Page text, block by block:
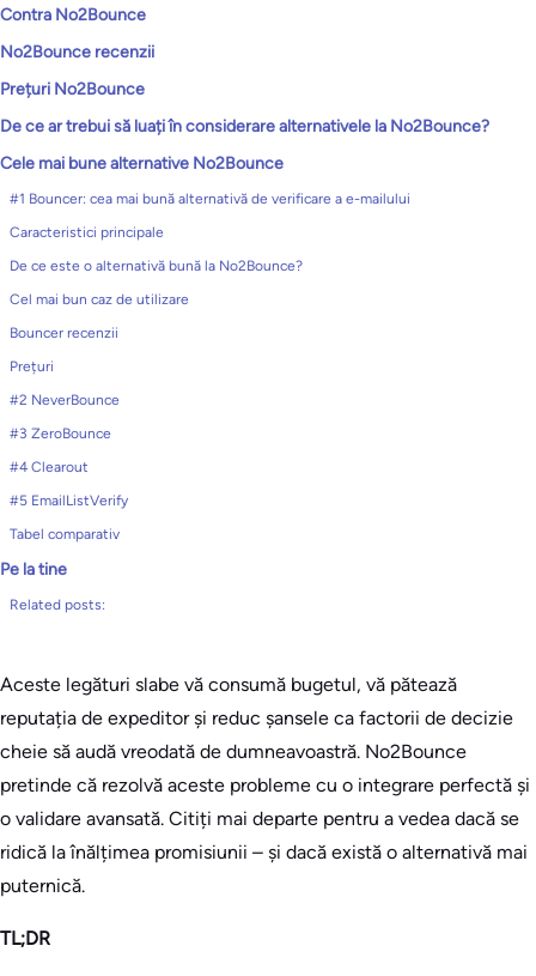
Contra No2Bounce
No2Bounce recenzii
Prețuri No2Bounce
De ce ar trebui să luați în considerare alternativele la No2Bounce?
Cele mai bune alternative No2Bounce
#1 Bouncer: cea mai bună alternativă de verificare a e-mailului
Caracteristici principale
De ce este o alternativă bună la No2Bounce?
Cel mai bun caz de utilizare
Bouncer recenzii
Prețuri
#2 NeverBounce
#3 ZeroBounce
#4 Clearout
#5 EmailListVerify
Tabel comparativ
Pe la tine
Related posts:
Aceste legături slabe vă consumă bugetul, vă pătează
reputația de expeditor și reduc șansele ca factorii de decizie
cheie să audă vreodată de dumneavoastră. No2Bounce
pretinde că rezolvă aceste probleme cu o integrare perfectă și
o validare avansată. Citiți mai departe pentru a vedea dacă se
ridică la înălțimea promisiunii – și dacă există o alternativă mai
puternică.
TL;DR